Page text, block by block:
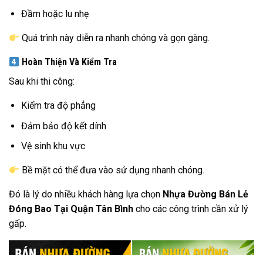
Đầm hoặc lu nhẹ
Quá trình này diễn ra nhanh chóng và gọn gàng.
Hoàn Thiện Và Kiểm Tra
Sau khi thi công:
Kiểm tra độ phẳng
Đảm bảo độ kết dính
Vệ sinh khu vực
Bề mặt có thể đưa vào sử dụng nhanh chóng.
Đó là lý do nhiều khách hàng lựa chọn Nhựa Đường Bán Lẻ
Đóng Bao Tại Quận Tân Bình cho các công trình cần xử lý
gấp.